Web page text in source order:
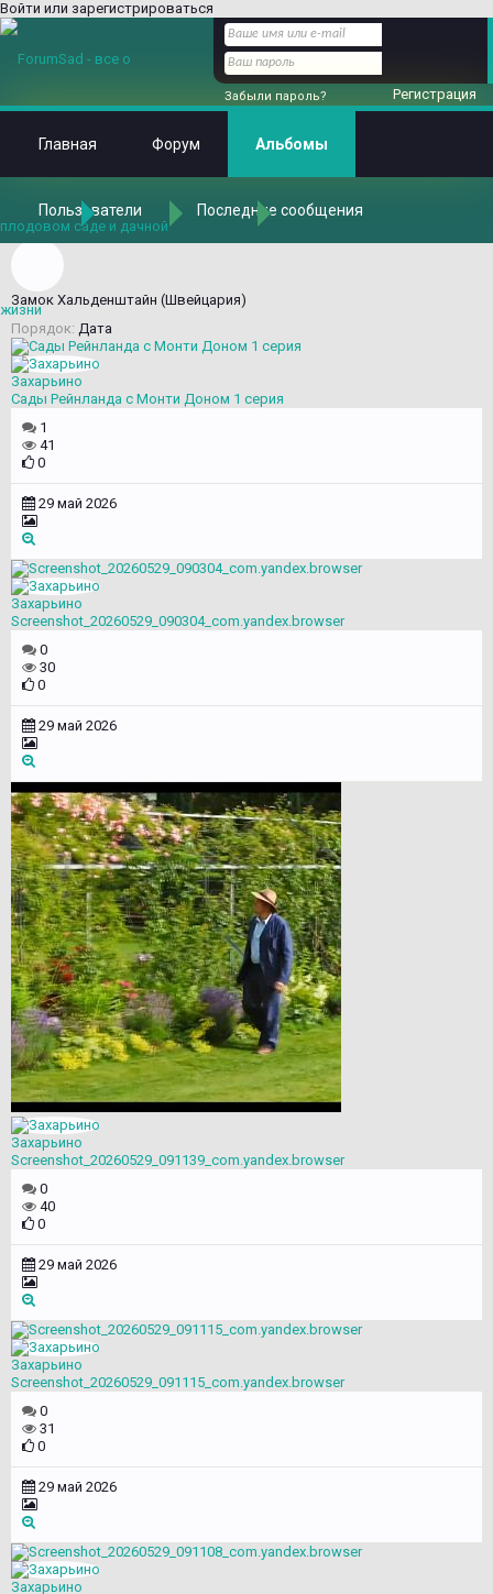
Войти или зарегистрироваться
Главная Альбомы Альбомы
Замок Хальденштайн (Швейцария)
Порядок: Дата
Захарьино
Сады Рейнланда с Монти Доном 1 серия
1
41
0
29 май 2026
Захарьино
Screenshot_20260529_090304_com.yandex.browser
0
30
0
29 май 2026
Захарьино
Screenshot_20260529_091139_com.yandex.browser
0
40
0
29 май 2026
Захарьино
Screenshot_20260529_091115_com.yandex.browser
0
31
0
29 май 2026
Захарьино
Забыли пароль? Регистрация
Главная Форум Альбомы
Пользователи Последние сообщения